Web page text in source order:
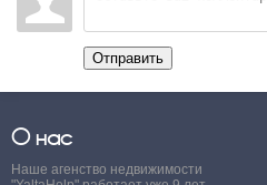
Отправить
О нас
Наше агенство недвижимости